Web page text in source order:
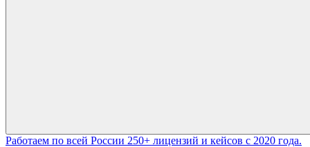
Работаем по всей России 250+ лицензий и кейсов с 2020 года.